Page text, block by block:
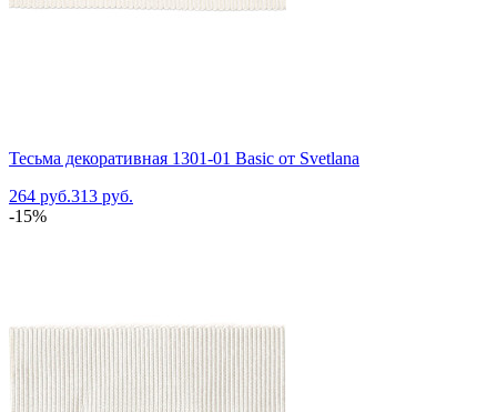
Тесьма декоративная 1301-01 Basic от Svetlana
264 руб.313 руб.
-15%